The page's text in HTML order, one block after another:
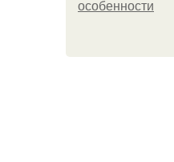
особенности